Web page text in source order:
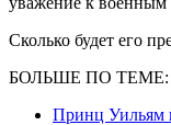
Сколько будет его
БОЛЬШЕ ПО ТЕМЕ:
Принц Уильям